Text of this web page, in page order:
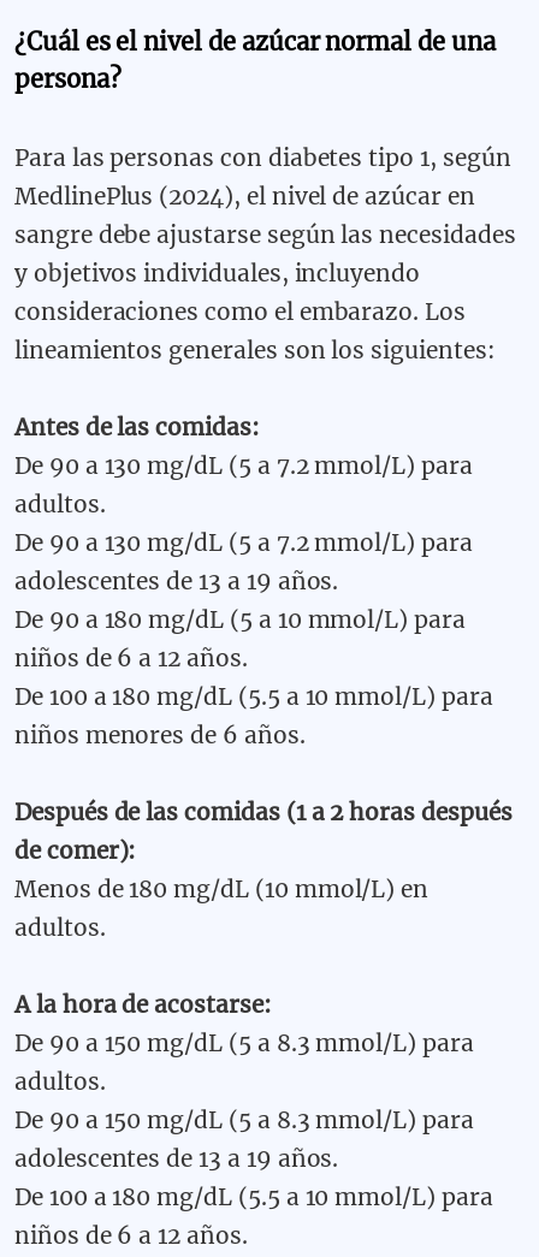
¿Cuál es el nivel de azúcar normal de una
persona?
Para las personas con diabetes tipo 1, según
MedlinePlus (2024), el nivel de azúcar en
sangre debe ajustarse según las necesidades
y objetivos individuales, incluyendo
consideraciones como el embarazo. Los
lineamientos generales son los siguientes:
Antes de las comidas:
De 90 a 130 mg/dL (5 a 7.2 mmol/L) para
adultos.
De 90 a 130 mg/dL (5 a 7.2 mmol/L) para
adolescentes de 13 a 19 años.
De 90 a 180 mg/dL (5 a 10 mmol/L) para
niños de 6 a 12 años.
De 100 a 180 mg/dL (5.5 a 10 mmol/L) para
niños menores de 6 años.
Después de las comidas (1 a 2 horas después
de comer):
Menos de 180 mg/dL (10 mmol/L) en
adultos.
A la hora de acostarse:
De 90 a 150 mg/dL (5 a 8.3 mmol/L) para
adultos.
De 90 a 150 mg/dL (5 a 8.3 mmol/L) para
adolescentes de 13 a 19 años.
De 100 a 180 mg/dL (5.5 a 10 mmol/L) para
niños de 6 a 12 años.